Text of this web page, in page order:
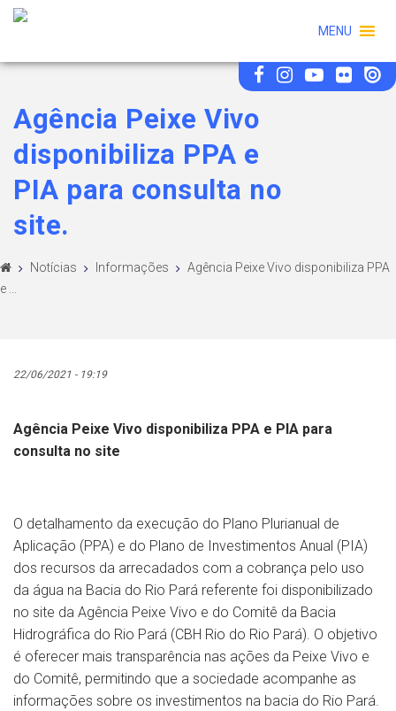
MENU
Agência Peixe Vivo
disponibiliza PPA e
PIA para consulta no
site.
Notícias Informações
Agência Peixe Vivo disponibiliza PPA
e ...
22/06/2021 - 19:19
Agência Peixe Vivo disponibiliza PPA e PIA para
consulta no site
O detalhamento da execução do Plano Plurianual de
Aplicação (PPA) e do Plano de Investimentos Anual (PIA)
dos recursos da arrecadados com a cobrança pelo uso
da água na Bacia do Rio Pará referente foi disponibilizado
no site da Agência Peixe Vivo e do Comitê da Bacia
Hidrográfica do Rio Pará (CBH Rio do Rio Pará). O objetivo
é oferecer mais transparência nas ações da Peixe Vivo e
do Comitê, permitindo que a sociedade acompanhe as
informações sobre os investimentos na bacia do Rio Pará.